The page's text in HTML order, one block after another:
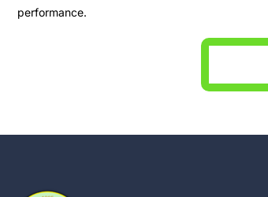
performance.